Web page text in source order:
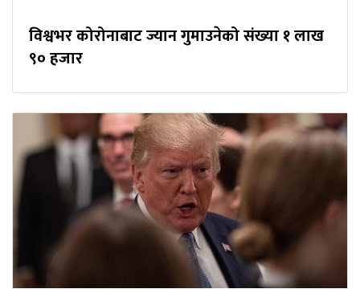
विश्वभर कोरोनाबाट ज्यान गुमाउनेको संख्या १ लाख
९० हजार